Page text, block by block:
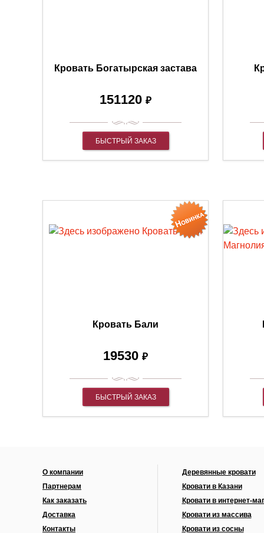
Кровать Богатырская застава
151120 ₽
БЫСТРЫЙ ЗАКАЗ
Кровать Бали
19530 ₽
БЫСТРЫЙ ЗАКАЗ
О компании
Партнерам
Как заказать
Доставка
Контакты
Деревянные кровати
Кровати в Казани
Кровати в интернет-
Кровати из массива
Кровати из сосны